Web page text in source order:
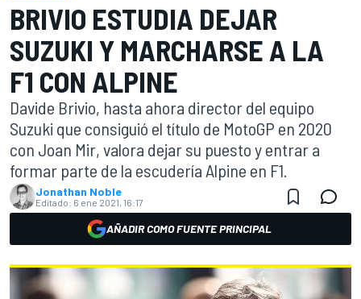
BRIVIO ESTUDIA DEJAR
SUZUKI Y MARCHARSE A LA
F1 CON ALPINE
Davide Brivio, hasta ahora director del equipo
Suzuki que consiguió el título de MotoGP en 2020
con Joan Mir, valora dejar su puesto y entrar a
formar parte de la escudería Alpine en F1.
Jonathan Noble
Editado: 6 ene 2021, 16:17
AÑADIR COMO FUENTE PRINCIPAL